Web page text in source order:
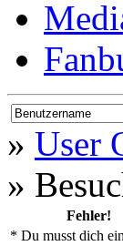
» User
»
Fehler!
* Du musst dich